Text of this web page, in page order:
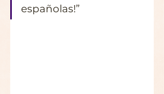
españolas!”